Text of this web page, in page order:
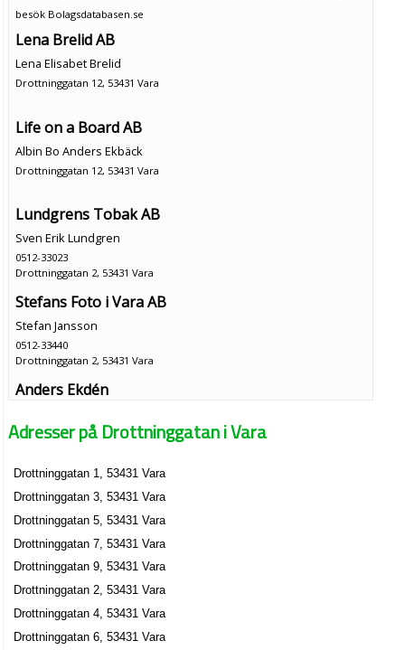
besök Bolagsdatabasen.se
Lena Brelid AB
Lena Elisabet Brelid
Drottninggatan 12, 53431 Vara
Life on a Board AB
Albin Bo Anders Ekbäck
Drottninggatan 12, 53431 Vara
Lundgrens Tobak AB
Sven Erik Lundgren
0512-33023
Drottninggatan 2, 53431 Vara
Stefans Foto i Vara AB
Stefan Jansson
0512-33440
Drottninggatan 2, 53431 Vara
Anders Ekdén
Karl Peter Olsson
0512-51440
Drottninggatan 5, 53431 Vara
Food & Nightlife i Vara AB
Karl Peter Olsson
0512-12665
Drottninggatan 5, 53431 Vara
PO's Fastigheter och Lokaler i Västsverige AB
Adresser på Drottninggatan i Vara
Drottninggatan 1, 53431 Vara
Drottninggatan 3, 53431 Vara
Drottninggatan 5, 53431 Vara
Drottninggatan 7, 53431 Vara
Drottninggatan 9, 53431 Vara
Drottninggatan 2, 53431 Vara
Drottninggatan 4, 53431 Vara
Drottninggatan 6, 53431 Vara